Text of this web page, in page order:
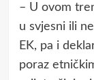
– U ovom
u svjesni ili
EK, pa i
poraz